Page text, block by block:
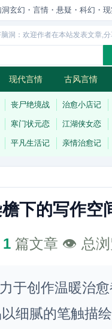
玄幻・言情・悬疑・科幻・
洞：欢迎作者在本站发表文章,
现代言情 古风言情
连载
丧尸绝境战 治愈小店记
寒门状元恋 江湖侠女恋
平凡生活记 亲情治愈记
下的写作空
1篇文章 👁️ 总
于创作温暖治
细腻的笔触描